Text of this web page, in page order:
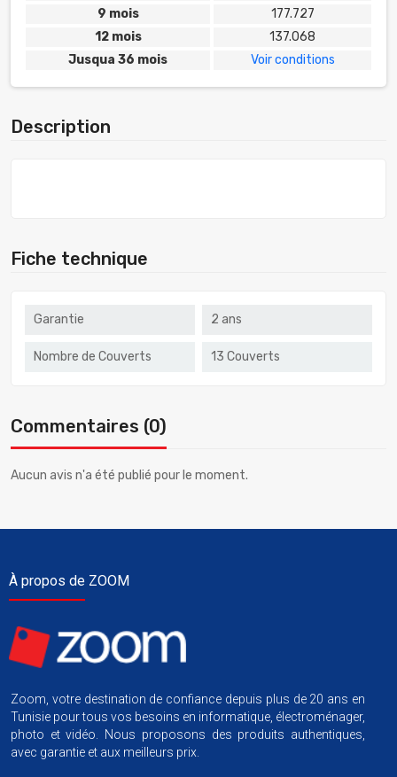
9 mois
177.727
12 mois
137.068
Jusqua 36 mois
Voir conditions
Description
Fiche technique
Garantie 2 ans
Nombre de Couverts 13 Couverts
Commentaires (0)
Aucun avis n'a été publié pour le moment.
À propos de ZOOM
Zoom, votre destination de confiance depuis plus de 20 ans en
Tunisie pour tous vos besoins en informatique, électroménager,
photo et vidéo. Nous proposons des produits authentiques,
avec garantie et aux meilleurs prix.